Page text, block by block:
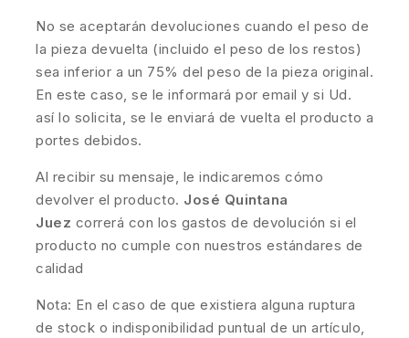
No se aceptarán devoluciones cuando el peso de
la pieza devuelta (incluido el peso de los restos)
sea inferior a un 75% del peso de la pieza original.
En este caso, se le informará por email y si Ud.
así lo solicita, se le enviará de vuelta el producto a
portes debidos.
Al recibir su mensaje, le indicaremos cómo
devolver el producto. José Quintana
Juez correrá con los gastos de devolución si el
producto no cumple con nuestros estándares de
calidad
Nota: En el caso de que existiera alguna ruptura
de stock o indisponibilidad puntual de un artículo,